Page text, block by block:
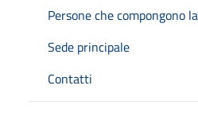
Persone che compongono
Sede principale
Contatti